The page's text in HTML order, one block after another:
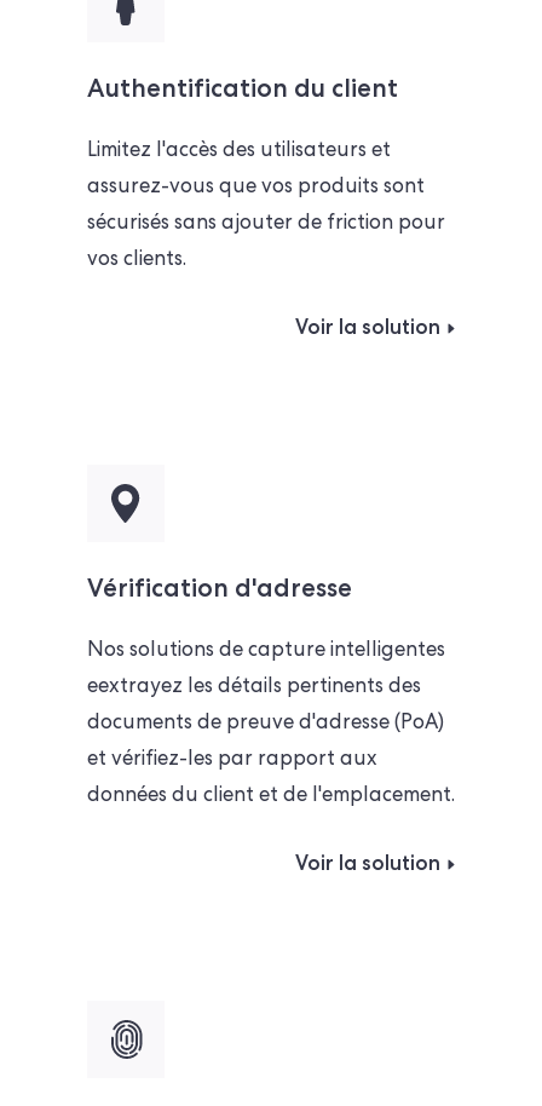
Authentification du client
Limitez l'accès des utilisateurs et
assurez-vous que vos produits sont
sécurisés sans ajouter de friction pour
vos clients.
Voir la solution
Vérification d'adresse
Nos solutions de capture intelligentes
eextrayez les détails pertinents des
documents de preuve d'adresse (PoA)
et vérifiez-les par rapport aux
données du client et de l'emplacement.
Voir la solution